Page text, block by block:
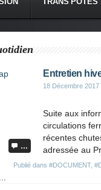
…
Entretien
18 Décembre 2017
Publié dans #DOCUMENT,
Suite aux
circulations
récentes
adressée au